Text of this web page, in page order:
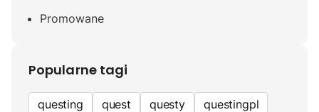
Promowane
Popularne tagi
questing quest questy
questingpl